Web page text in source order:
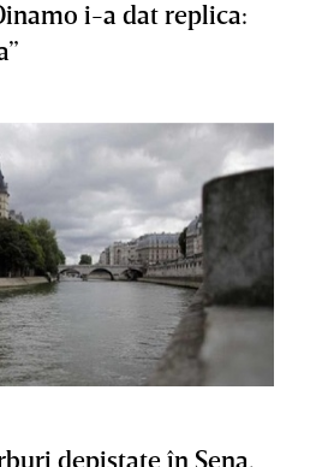
i-a dat replica:
depistate în Sena.